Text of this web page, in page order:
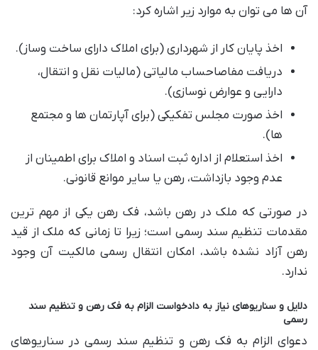
آن ها می توان به موارد زیر اشاره کرد:
اخذ پایان کار از شهرداری (برای املاک دارای ساخت وساز).
دریافت مفاصاحساب مالیاتی (مالیات نقل و انتقال،
دارایی و عوارض نوسازی).
اخذ صورت مجلس تفکیکی (برای آپارتمان ها و مجتمع
ها).
اخذ استعلام از اداره ثبت اسناد و املاک برای اطمینان از
عدم وجود بازداشت، رهن یا سایر موانع قانونی.
در صورتی که ملک در رهن باشد، فک رهن یکی از مهم ترین
مقدمات تنظیم سند رسمی است؛ زیرا تا زمانی که ملک از قید
رهن آزاد نشده باشد، امکان انتقال رسمی مالکیت آن وجود
ندارد.
دلایل و سناریوهای نیاز به دادخواست الزام به فک رهن و تنظیم سند
رسمی
دعوای الزام به فک رهن و تنظیم سند رسمی در سناریوهای